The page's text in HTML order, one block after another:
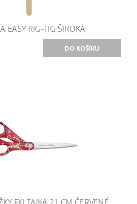
EASY RIG-TIG ŠIROKÁ
FXI TAIKA 21 CM ČERVENÉ